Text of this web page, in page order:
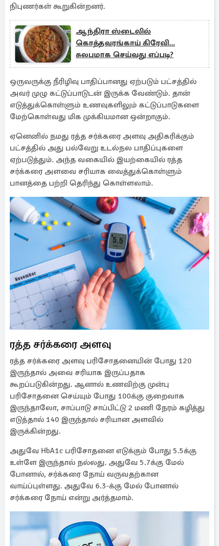
நிபுணர்கள் கூறுகின்றனர்.
ஆந்திரா ஸ்டைலில்
கொத்தவரங்காய் கிரேவி...
சுலபமாக செய்வது எப்படி?
ஒருவருக்கு நீரிழிவு பாதிப்பானது ஏற்படும் பட்சத்தில்
அவர் முழு கட்டுப்பாடுடன் இருக்க வேண்டும். தான்
எடுத்துக்கொள்ளும் உணவுகளிலும் கட்டுப்பாடுகளை
மேற்கொள்வது மிக முக்கியமான ஒன்றாகும்.
ஏனெனில் நமது ரத்த சர்க்கரை அளவு அதிகரிக்கும்
பட்சத்தில் அது பல்வேறு உடல்நல பாதிப்புகளை
ஏற்படுத்தும். அந்த வகையில் இயற்கையில் ரத்த
சர்க்கரை அளவை சரியாக வைத்துக்கொள்ளும்
பானத்தை பற்றி தெரிந்து கொள்ளலாம்.
ரத்த சர்க்கரை அளவு
ரத்த சர்க்கரை அளவு பரிசோதனையின் போது 120
இருந்தால் அவை சரியாக இருப்பதாக
கூறப்படுகின்றது. ஆனால் உணவிற்கு முன்பு
பரிசோதனை செய்யும் போது 100க்கு குறைவாக
இருந்தாலோ, சாப்பாடு சாப்பிட்டு 2 மணி நேரம் கழித்து
எடுத்தால் 140 இருந்தால் சரியான அளவில்
இருக்கின்றது.
அதுவே HbA1c பரிசோதனை எடுக்கும் போது 5.5க்கு
உள்ளே இருந்தால் நல்லது. அதுவே 5.7க்கு மேல்
போனால், சர்க்கரை நோய் வருவதற்கான
வாய்ப்புள்ளது. அதுவே 6.3-க்கு மேல் போனால்
சர்க்கரை நோய் என்று அர்த்தமாம்.